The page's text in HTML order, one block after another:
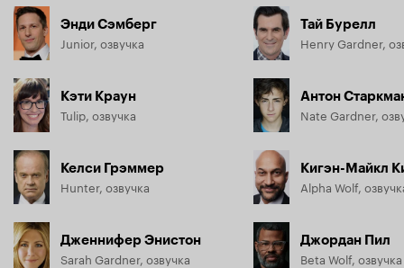
Энди Сэмберг
Junior, озвучка
Кэти Краун
Tulip, озвучка
Келси Грэммер
Hunter, озвучка
Дженнифер Энистон
Sarah Gardner, озвучка
Тай Бурелл
Henry Gardner,
Антон
Nate Gardner,
Кигэн-Майкл
Alpha Wolf,
Джордан Пил
Beta Wolf, озвучка